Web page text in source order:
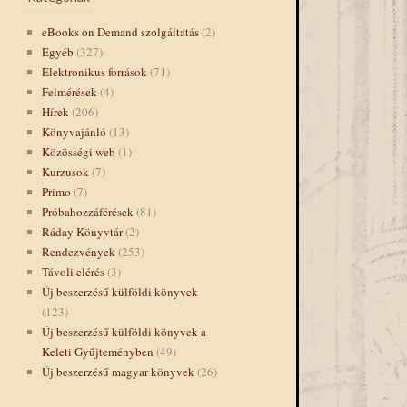
eBooks on Demand szolgáltatás(2)
Egyéb (327)
Elektronikus források(71)
Felmérések(4)
Hírek(206)
Könyvajánló (13)
Közösségi web (1)
Kurzusok(7)
Primo (7)
Próbahozzáférések(81)
Ráday Könyvtár(2)
Rendezvények(253)
Távoli elérés(3)
Új beszerzésű külföldi könyvek
(123)
Új beszerzésű külföldi könyvek a
Keleti Gyűjteményben (49)
Új beszerzésű magyar könyvek(26)